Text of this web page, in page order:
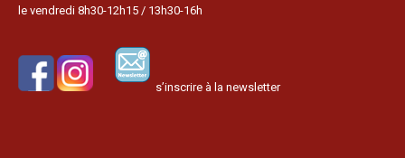
le vendredi 8h30-12h15 / 13h30-16h
s’inscrire à la newsletter